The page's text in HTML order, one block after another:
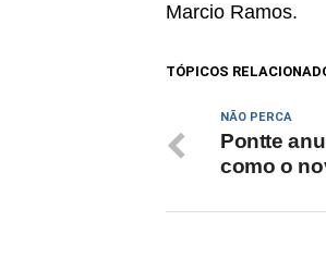
Marcio Ramos.
TÓPICOS
NÃO PERCA
Pontte
como o